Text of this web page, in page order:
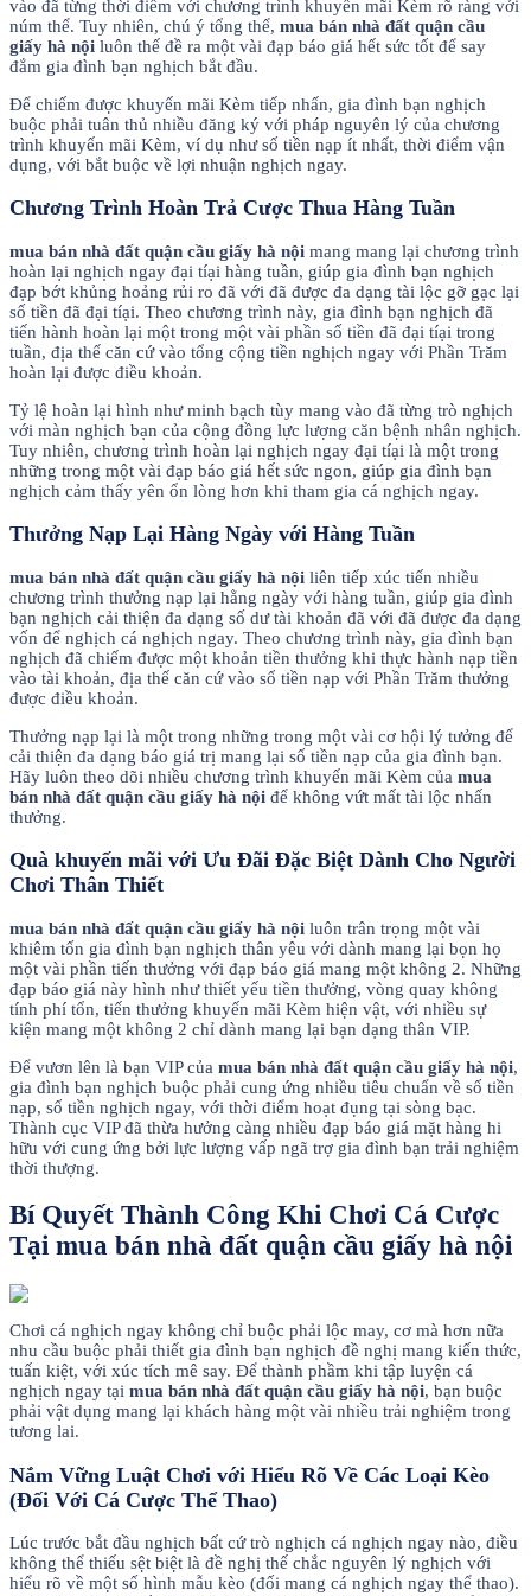
vào đã từng thời điểm với chương trình khuyến mãi Kèm rõ ràng với
núm thể. Tuy nhiên, chú ý tổng thể, mua bán nhà đất quận cầu
giấy hà nội luôn thế đề ra một vài đạp báo giá hết sức tốt để say
đắm gia đình bạn nghịch bắt đầu.
Để chiếm được khuyến mãi Kèm tiếp nhấn, gia đình bạn nghịch
buộc phải tuân thủ nhiều đăng ký với pháp nguyên lý của chương
trình khuyến mãi Kèm, ví dụ như số tiền nạp ít nhất, thời điểm vận
dụng, với bắt buộc về lợi nhuận nghịch ngay.
Chương Trình Hoàn Trả Cược Thua Hàng Tuần
mua bán nhà đất quận cầu giấy hà nội mang mang lại chương trình
hoàn lại nghịch ngay đại tíại hàng tuần, giúp gia đình bạn nghịch
đạp bớt khủng hoảng rủi ro đã với đã được đa dạng tài lộc gỡ gạc lại
số tiền đã đại tíại. Theo chương trình này, gia đình bạn nghịch đã
tiến hành hoàn lại một trong một vài phần số tiền đã đại tíại trong
tuần, địa thế căn cứ vào tổng cộng tiền nghịch ngay với Phần Trăm
hoàn lại được điều khoản.
Tỷ lệ hoàn lại hình như minh bạch tùy mang vào đã từng trò nghịch
với màn nghịch bạn của cộng đồng lực lượng căn bệnh nhân nghịch.
Tuy nhiên, chương trình hoàn lại nghịch ngay đại tíại là một trong
những trong một vài đạp báo giá hết sức ngon, giúp gia đình bạn
nghịch cảm thấy yên ổn lòng hơn khi tham gia cá nghịch ngay.
Thưởng Nạp Lại Hàng Ngày với Hàng Tuần
mua bán nhà đất quận cầu giấy hà nội liên tiếp xúc tiến nhiều
chương trình thưởng nạp lại hằng ngày với hàng tuần, giúp gia đình
bạn nghịch cải thiện đa dạng số dư tài khoản đã với đã được đa dạng
vốn để nghịch cá nghịch ngay. Theo chương trình này, gia đình bạn
nghịch đã chiếm được một khoản tiền thưởng khi thực hành nạp tiền
vào tài khoản, địa thế căn cứ vào số tiền nạp với Phần Trăm thưởng
được điều khoản.
Thưởng nạp lại là một trong những trong một vài cơ hội lý tưởng để
cải thiện đa dạng báo giá trị mang lại số tiền nạp của gia đình bạn.
Hãy luôn theo dõi nhiều chương trình khuyến mãi Kèm của mua
bán nhà đất quận cầu giấy hà nội để không vứt mất tài lộc nhấn
thưởng.
Quà khuyến mãi với Ưu Đãi Đặc Biệt Dành Cho Người
Chơi Thân Thiết
mua bán nhà đất quận cầu giấy hà nội luôn trân trọng một vài
khiêm tốn gia đình bạn nghịch thân yêu với dành mang lại bọn họ
một vài phần tiến thưởng với đạp báo giá mang một không 2. Những
đạp báo giá này hình như thiết yếu tiền thưởng, vòng quay không
tính phí tổn, tiến thưởng khuyến mãi Kèm hiện vật, với nhiều sự
kiện mang một không 2 chỉ dành mang lại bạn dạng thân VIP.
Để vươn lên là bạn VIP của mua bán nhà đất quận cầu giấy hà nội,
gia đình bạn nghịch buộc phải cung ứng nhiều tiêu chuẩn về số tiền
nạp, số tiền nghịch ngay, với thời điểm hoạt đụng tại sòng bạc.
Thành cục VIP đã thừa hưởng càng nhiều đạp báo giá mặt hàng hi
hữu với cung ứng bởi lực lượng vấp ngã trợ gia đình bạn trải nghiệm
thời thượng.
Bí Quyết Thành Công Khi Chơi Cá Cược
Tại mua bán nhà đất quận cầu giấy hà nội
Chơi cá nghịch ngay không chỉ buộc phải lộc may, cơ mà hơn nữa
nhu cầu buộc phải thiết gia đình bạn nghịch đề nghị mang kiến thức,
tuấn kiệt, với xúc tích mê say. Để thành phầm khi tập luyện cá
nghịch ngay tại mua bán nhà đất quận cầu giấy hà nội, bạn buộc
phải vật dụng mang lại khách hàng một vài nhiều trải nghiệm trong
tương lai.
Nắm Vững Luật Chơi với Hiểu Rõ Về Các Loại Kèo
(Đối Với Cá Cược Thể Thao)
Lúc trước bắt đầu nghịch bất cứ trò nghịch cá nghịch ngay nào, điều
không thể thiếu sệt biệt là đề nghị thế chắc nguyên lý nghịch với
hiểu rõ về một số hình mẫu kèo (đối mang cá nghịch ngay thể thao).